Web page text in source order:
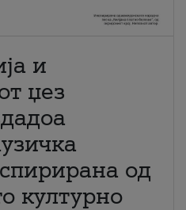
и
џез
од
културно